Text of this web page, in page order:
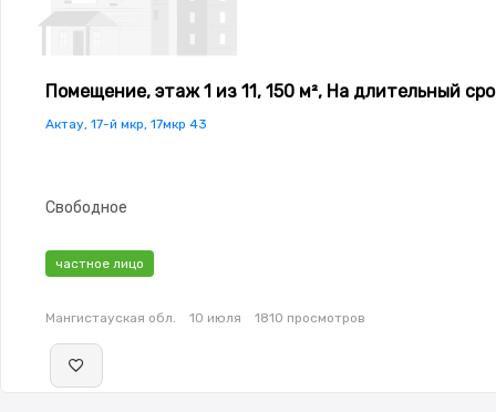
Помещение, этаж 1 из 11, 150 м², На длительный
Актау, 17-й мкр, 17мкр 43
Свободное
частное лицо
Мангистауская обл. 10 июля 1810 просмотров